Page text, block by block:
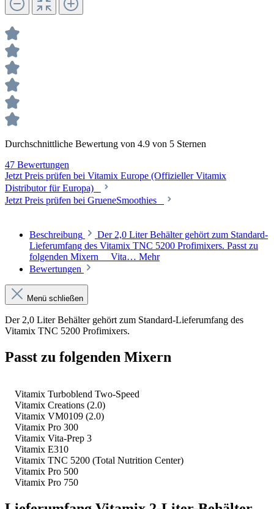
Durchschnittliche Bewertung von 4.9 von 5 Sternen
47 Bewertungen
Jetzt Preis prüfen bei Vitamix Europe (Offizieller Vitamix
Distributor für Europa)
Jetzt Preis prüfen bei GrueneSmoothies
Beschreibung
Der 2,0 Liter Behälter gehört zum Standard-
Lieferumfang des Vitamix TNC 5200 Profimixers. Passt zu
folgenden Mixern Vita… Mehr
Bewertungen
Menü schließen
Der 2,0 Liter Behälter gehört zum Standard-Lieferumfang des
Vitamix TNC 5200 Profimixers.
Passt zu folgenden Mixern
Vitamix Turboblend Two-Speed
Vitamix Creations (2.0)
Vitamix VM0109 (2.0)
Vitamix Pro 300
Vitamix Vita-Prep 3
Vitamix E310
Vitamix TNC 5200 (Total Nutrition Center)
Vitamix Pro 500
Vitamix Pro 750